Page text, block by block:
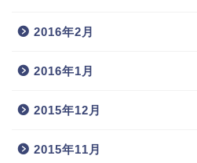
2016年2月
2016年1月
2015年12月
2015年11月